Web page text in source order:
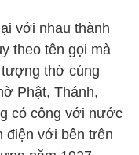
với nhau thành
theo tên gọi mà
thờ cúng
Phật, Thánh,
có công với nước
điện với bên trên